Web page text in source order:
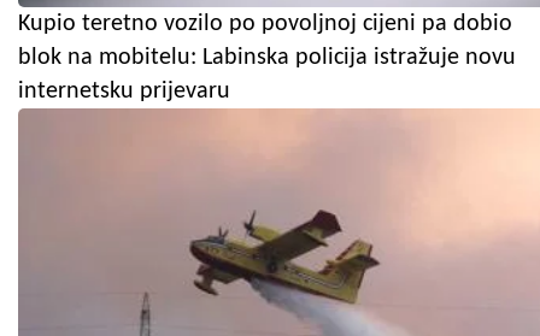
Kupio teretno vozilo po povoljnoj cijeni pa dobio
blok na mobitelu: Labinska policija istražuje novu
internetsku prijevaru